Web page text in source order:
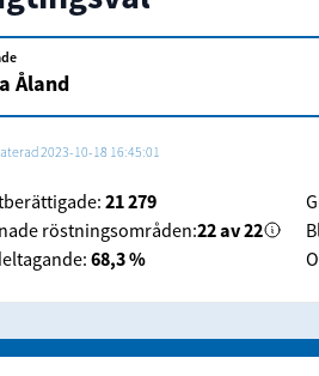
Åland
2023-10-18 16:45:01
21 279
röstningsområden:22 av 22
68,3 %